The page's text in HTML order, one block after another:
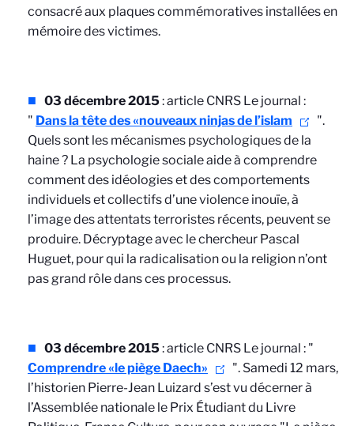
consacré aux plaques commémoratives installées en
mémoire des victimes.
03 décembre 2015: article CNRS Le journal :
" Dans la tête des «nouveaux ninjas de l’islam
".
Quels sont les mécanismes psychologiques de la
haine ? La psychologie sociale aide à comprendre
comment des idéologies et des comportements
individuels et collectifs d’une violence inouïe, à
l’image des attentats terroristes récents, peuvent se
produire. Décryptage avec le chercheur Pascal
Huguet, pour qui la radicalisation ou la religion n’ont
pas grand rôle dans ces processus.
03 décembre 2015: article CNRS Le journal : "
Comprendre «le piège Daech»
". Samedi 12 mars,
l’historien Pierre-Jean Luizard s’est vu décerner à
l’Assemblée nationale le Prix Étudiant du Livre